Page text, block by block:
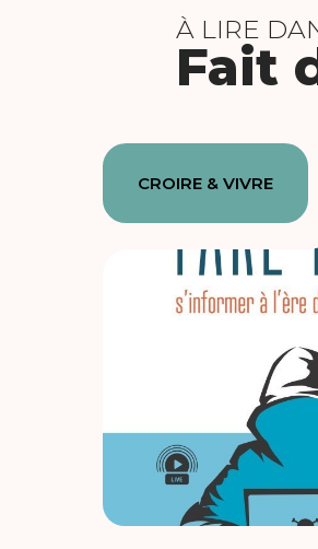
À LIRE
Fait
CROIRE & VIVRE